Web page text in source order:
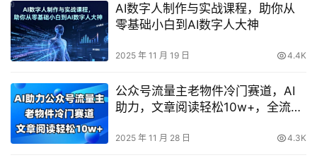
AI数字人制作与实战课程，助你从
零基础小白到AI数字人大神
2025 年 11 月 19 日 4.4K
公众号流量主老物件冷门赛道，AI
助力，文章阅读轻松10w+，全流程
2025 年 11 月 28 日 4.3K